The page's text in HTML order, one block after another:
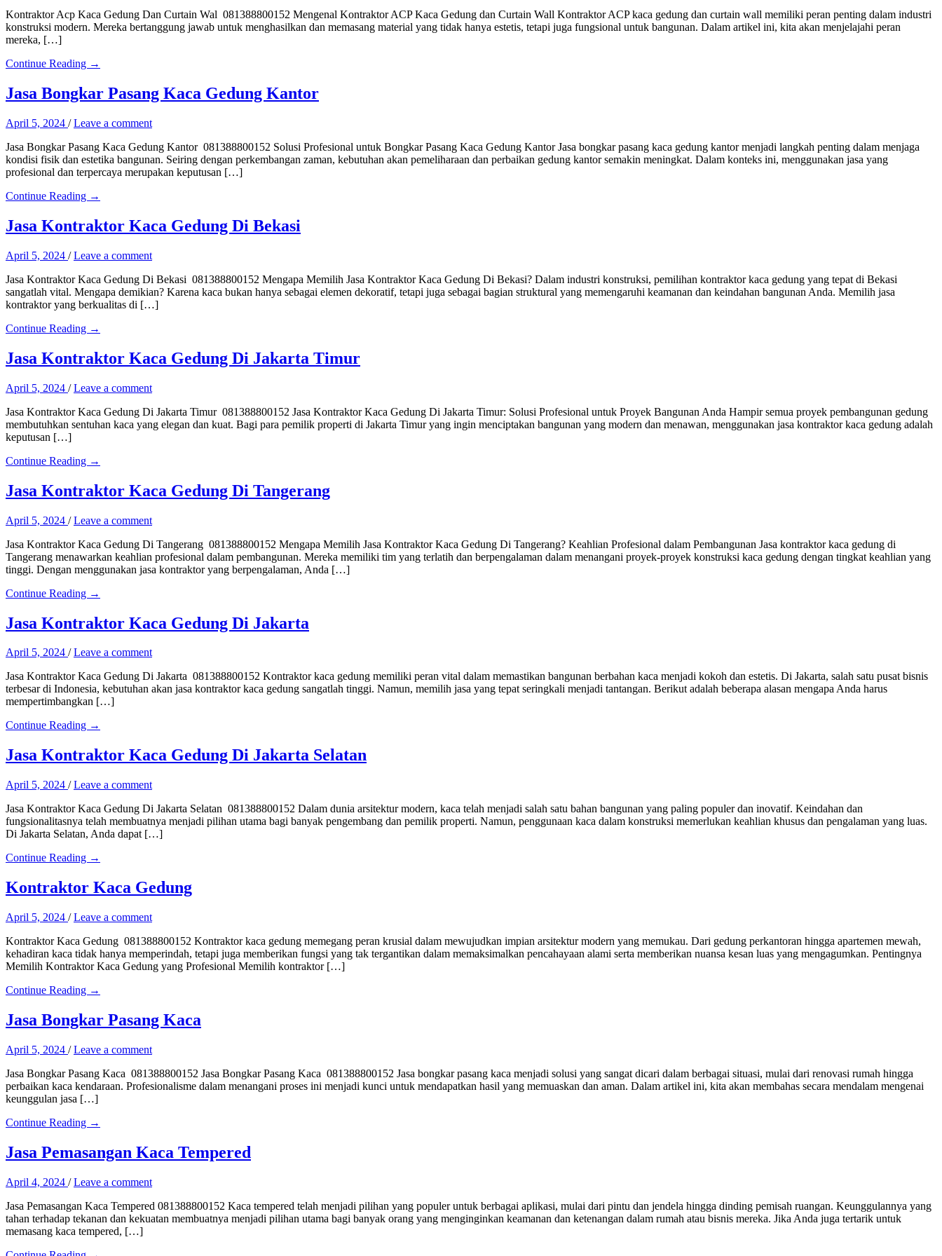
Kontraktor Acp Kaca Gedung Dan Curtain Wal 081388800152 Mengenal Kontraktor ACP Kaca Gedung dan Curtain Wall Kontraktor ACP kaca gedung dan curtain wall memiliki peran penting dalam industri
konstruksi modern. Mereka bertanggung jawab untuk menghasilkan dan memasang material yang tidak hanya estetis, tetapi juga fungsional untuk bangunan. Dalam artikel ini, kita akan menjelajahi peran
mereka, […]
Continue Reading →
Jasa Bongkar Pasang Kaca Gedung Kantor
April 5, 2024 /Leave a comment
Jasa Bongkar Pasang Kaca Gedung Kantor 081388800152 Solusi Profesional untuk Bongkar Pasang Kaca Gedung Kantor Jasa bongkar pasang kaca gedung kantor menjadi langkah penting dalam menjaga
kondisi fisik dan estetika bangunan. Seiring dengan perkembangan zaman, kebutuhan akan pemeliharaan dan perbaikan gedung kantor semakin meningkat. Dalam konteks ini, menggunakan jasa yang
profesional dan terpercaya merupakan keputusan […]
Continue Reading →
Jasa Kontraktor Kaca Gedung Di Bekasi
April 5, 2024 /Leave a comment
Jasa Kontraktor Kaca Gedung Di Bekasi 081388800152 Mengapa Memilih Jasa Kontraktor Kaca Gedung Di Bekasi? Dalam industri konstruksi, pemilihan kontraktor kaca gedung yang tepat di Bekasi
sangatlah vital. Mengapa demikian? Karena kaca bukan hanya sebagai elemen dekoratif, tetapi juga sebagai bagian struktural yang memengaruhi keamanan dan keindahan bangunan Anda. Memilih jasa
kontraktor yang berkualitas di […]
Continue Reading →
Jasa Kontraktor Kaca Gedung Di Jakarta Timur
April 5, 2024 /Leave a comment
Jasa Kontraktor Kaca Gedung Di Jakarta Timur 081388800152 Jasa Kontraktor Kaca Gedung Di Jakarta Timur: Solusi Profesional untuk Proyek Bangunan Anda Hampir semua proyek pembangunan gedung
membutuhkan sentuhan kaca yang elegan dan kuat. Bagi para pemilik properti di Jakarta Timur yang ingin menciptakan bangunan yang modern dan menawan, menggunakan jasa kontraktor kaca gedung adalah
keputusan […]
Continue Reading →
Jasa Kontraktor Kaca Gedung Di Tangerang
April 5, 2024 /Leave a comment
Jasa Kontraktor Kaca Gedung Di Tangerang 081388800152 Mengapa Memilih Jasa Kontraktor Kaca Gedung Di Tangerang? Keahlian Profesional dalam Pembangunan Jasa kontraktor kaca gedung di
Tangerang menawarkan keahlian profesional dalam pembangunan. Mereka memiliki tim yang terlatih dan berpengalaman dalam menangani proyek-proyek konstruksi kaca gedung dengan tingkat keahlian yang
tinggi. Dengan menggunakan jasa kontraktor yang berpengalaman, Anda […]
Continue Reading →
Jasa Kontraktor Kaca Gedung Di Jakarta
April 5, 2024 /Leave a comment
Jasa Kontraktor Kaca Gedung Di Jakarta 081388800152 Kontraktor kaca gedung memiliki peran vital dalam memastikan bangunan berbahan kaca menjadi kokoh dan estetis. Di Jakarta, salah satu pusat bisnis
terbesar di Indonesia, kebutuhan akan jasa kontraktor kaca gedung sangatlah tinggi. Namun, memilih jasa yang tepat seringkali menjadi tantangan. Berikut adalah beberapa alasan mengapa Anda harus
mempertimbangkan […]
Continue Reading →
Jasa Kontraktor Kaca Gedung Di Jakarta Selatan
April 5, 2024 /Leave a comment
Jasa Kontraktor Kaca Gedung Di Jakarta Selatan 081388800152 Dalam dunia arsitektur modern, kaca telah menjadi salah satu bahan bangunan yang paling populer dan inovatif. Keindahan dan
fungsionalitasnya telah membuatnya menjadi pilihan utama bagi banyak pengembang dan pemilik properti. Namun, penggunaan kaca dalam konstruksi memerlukan keahlian khusus dan pengalaman yang luas.
Di Jakarta Selatan, Anda dapat […]
Continue Reading →
Kontraktor Kaca Gedung
April 5, 2024 /Leave a comment
Kontraktor Kaca Gedung 081388800152 Kontraktor kaca gedung memegang peran krusial dalam mewujudkan impian arsitektur modern yang memukau. Dari gedung perkantoran hingga apartemen mewah,
kehadiran kaca tidak hanya memperindah, tetapi juga memberikan fungsi yang tak tergantikan dalam memaksimalkan pencahayaan alami serta memberikan nuansa kesan luas yang mengagumkan. Pentingnya
Memilih Kontraktor Kaca Gedung yang Profesional Memilih kontraktor […]
Continue Reading →
Jasa Bongkar Pasang Kaca
April 5, 2024 /Leave a comment
Jasa Bongkar Pasang Kaca 081388800152 Jasa Bongkar Pasang Kaca 081388800152 Jasa bongkar pasang kaca menjadi solusi yang sangat dicari dalam berbagai situasi, mulai dari renovasi rumah hingga
perbaikan kaca kendaraan. Profesionalisme dalam menangani proses ini menjadi kunci untuk mendapatkan hasil yang memuaskan dan aman. Dalam artikel ini, kita akan membahas secara mendalam mengenai
keunggulan jasa […]
Continue Reading →
Jasa Pemasangan Kaca Tempered
April 4, 2024 /Leave a comment
Jasa Pemasangan Kaca Tempered 081388800152 Kaca tempered telah menjadi pilihan yang populer untuk berbagai aplikasi, mulai dari pintu dan jendela hingga dinding pemisah ruangan. Keunggulannya yang
tahan terhadap tekanan dan kekuatan membuatnya menjadi pilihan utama bagi banyak orang yang menginginkan keamanan dan ketenangan dalam rumah atau bisnis mereka. Jika Anda juga tertarik untuk
memasang kaca tempered, […]